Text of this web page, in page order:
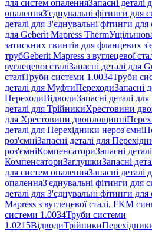
для систем опаленняЗапасні деталі
опаленняЗ'єднувальні фітинги для
деталі для З'єднувальні фітинги
для Geberit Mapress Therm
затискних гвинтів для фланцевих
трубGeberit Mapress з вуглецевої
вуглецевої сталіЗапасні деталі для
сталіТруби системи 1.0034Труби
деталі для МуфтиПереходиЗапасні
ПереходиВідводиЗапасні деталі
деталі для ТрійникиХрестовини
для Хрестовини двоплощинні
деталі для Перехідники нероз'ємні
роз'ємніЗапасні деталі для
роз'ємніКомпенсаториЗапасні
КомпенсаториЗаглушкиЗапасні
для систем опаленняЗапасні деталі
опаленняЗ'єднувальні фітинги для
деталі для З'єднувальні фітинги
Mapress з вуглецевої сталі, FKM
системи 1.0034Труби системи
1.0215ВідводиТрійники